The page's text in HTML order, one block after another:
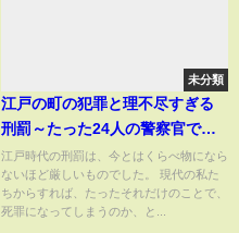
未分類
江戸の町の犯罪と理不尽すぎる
刑罰～たった24人の警察官で江
戸の治安を守れた闇の事情
江戸時代の刑罰は、今とはくらべ物になら
ないほど厳しいものでした。 現代の私た
ちからすれば、たったそれだけのことで、
死罪になってしまうのか、と...